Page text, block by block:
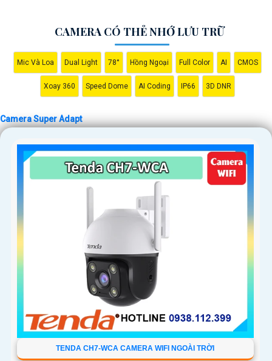
CAMERA CÓ THẺ NHỚ LƯU TRỮ
Mic Và Loa Dual Light 78° Hồng Ngoại Full Color AI CMOS
Xoay 360 Speed Dome AI Coding IP66 3D DNR
Camera Super Adapt
TENDA CH7-WCA CAMERA WIFI NGOÀI TRỜI